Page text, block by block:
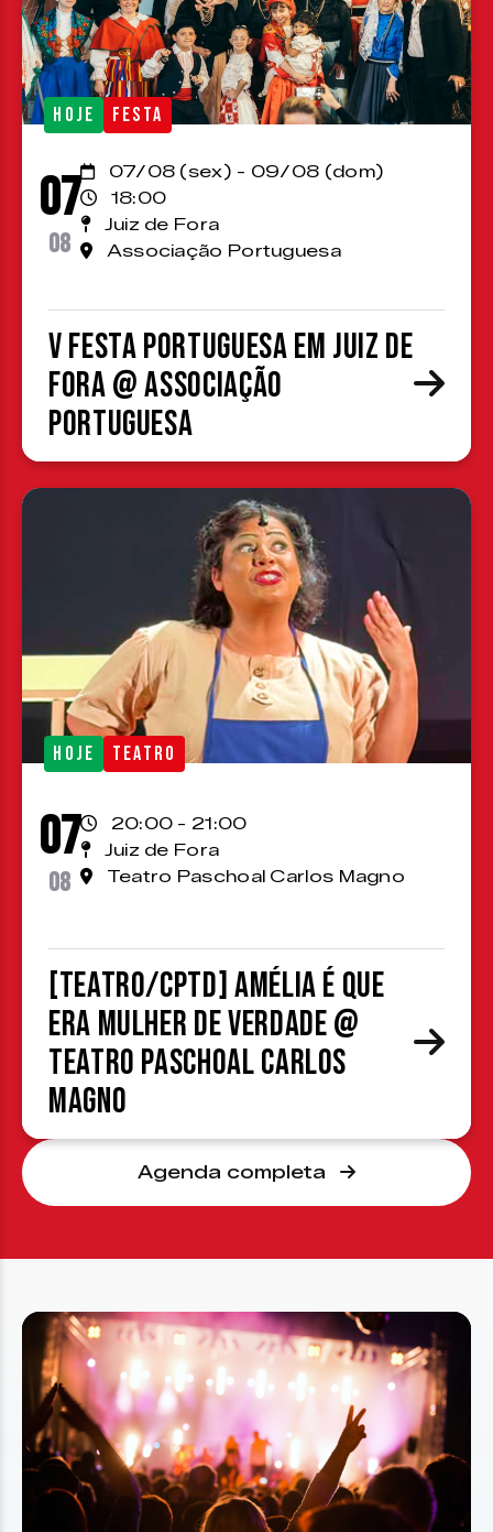
HOJE FESTA
07
08
07/08 (sex) - 09/08 (dom)
18:00
Juiz de Fora
Associação Portuguesa
V Festa Portuguesa em Juiz de
Fora @ Associação
Portuguesa
HOJE TEATRO
07
08
20:00 - 21:00
Juiz de Fora
Teatro Paschoal Carlos Magno
[TEATRO/CPTD] Amélia é que
era mulher de verdade @
Teatro Paschoal Carlos
Magno
Agenda completa